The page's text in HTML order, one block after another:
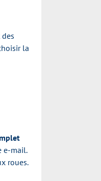
la
e-mail.
roues.